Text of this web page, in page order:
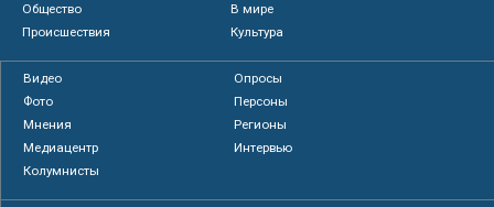
Общество
В мире
Происшествия
Культура
Видео
Опросы
Фото
Персоны
Мнения
Регионы
Медиацентр
Интервью
Колумнисты